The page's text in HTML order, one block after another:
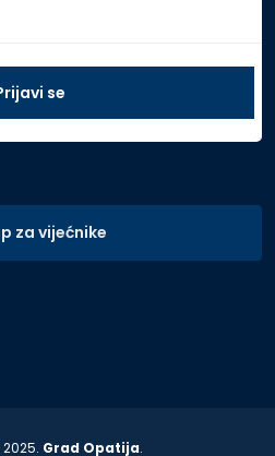
za vijećnike
Grad Opatija.